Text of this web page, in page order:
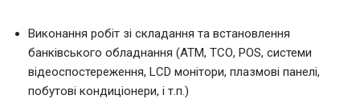
Виконання робіт зі складання та встановлення
банківського обладнання (АТМ, ТСО, POS, системи
відеоспостереження, LCD монітори, плазмові панелі,
побутові кондиціонери, і т.п.)